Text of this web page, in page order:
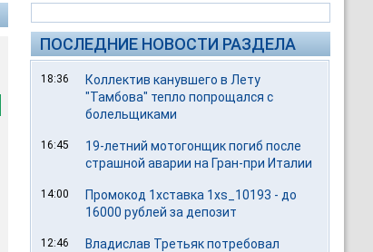
ПОСЛЕДНИЕ НОВОСТИ РАЗДЕЛА
18:36
Коллектив канувшего в Лету
"Тамбова" тепло попрощался с
болельщиками
16:45
19-летний мотогонщик погиб после
страшной аварии на Гран-при Италии
14:00
Промокод 1хставка 1xs_10193 - до
16000 рублей за депозит
12:46
Владислав Третьяк потребовал